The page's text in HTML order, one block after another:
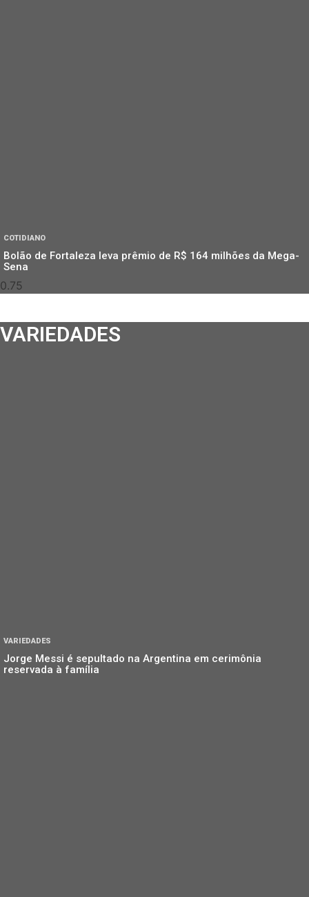
COTIDIANO
Bolão de Fortaleza leva prêmio de R$ 164 milhões da Mega-
Sena
VARIEDADES
VARIEDADES
Jorge Messi é sepultado na Argentina em cerimônia
reservada à família